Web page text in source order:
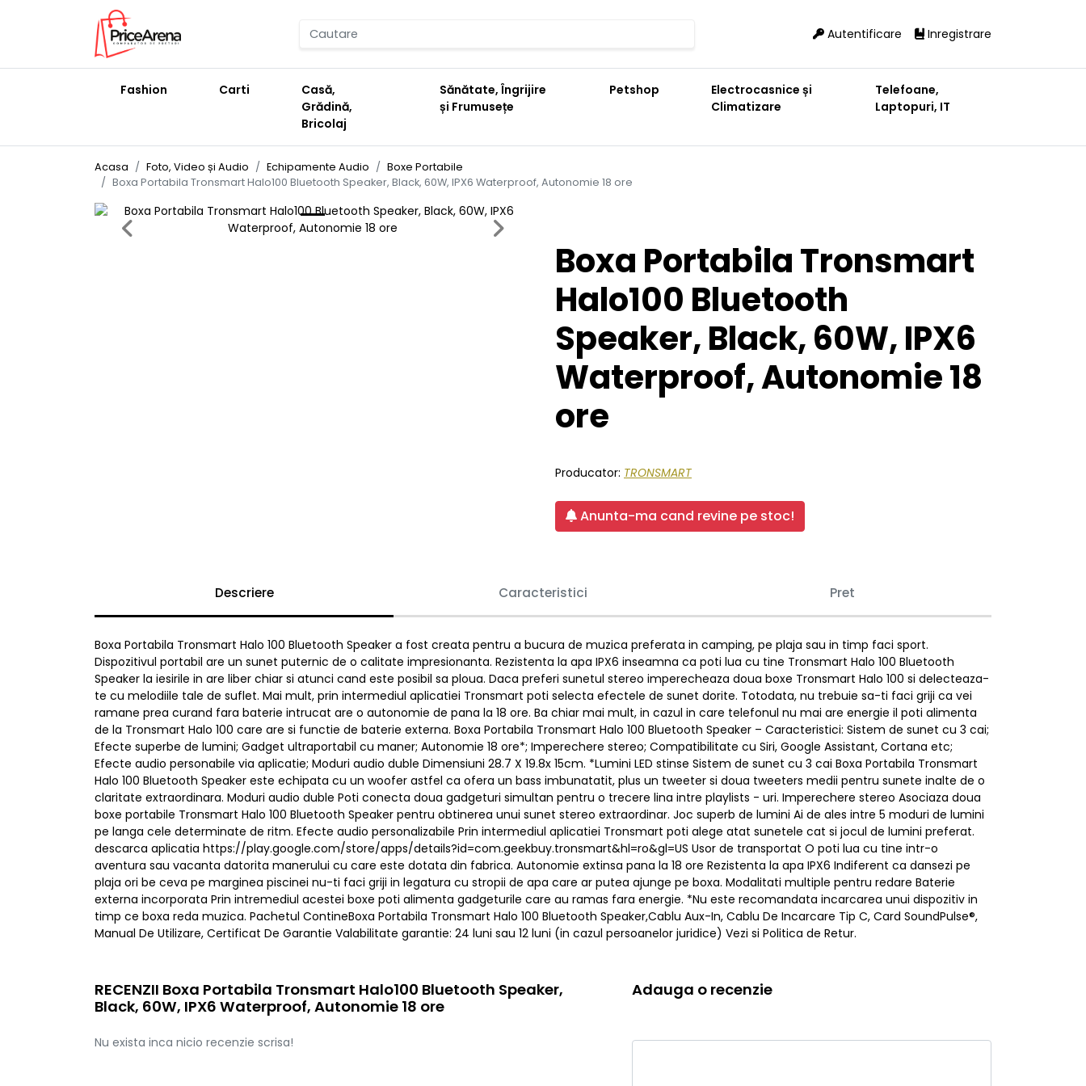
Autentificare Inregistrare
Fashion Carti
Casă,
Grădină,
Bricolaj
Sănătate, Îngrijire
și Frumusețe
Petshop
Electrocasnice și
Climatizare
Telefoane,
Laptopuri, IT
Acasa Foto, Video și Audio Echipamente Audio
Boxe Portabile
Boxa Portabila Tronsmart Halo100 Bluetooth Speaker, Black, 60W, IPX6 Waterproof, Autonomie 18 ore
Previous Next
Boxa Portabila Tronsmart
Halo100 Bluetooth
Speaker, Black, 60W, IPX6
Waterproof, Autonomie 18
ore
Producator: TRONSMART
Anunta-ma cand revine pe stoc!
Descriere Caracteristici Pret
Boxa Portabila Tronsmart Halo 100 Bluetooth Speaker a fost creata pentru a bucura de muzica preferata in camping, pe plaja sau in timp faci sport.
Dispozitivul portabil are un sunet puternic de o calitate impresionanta. Rezistenta la apa IPX6 inseamna ca poti lua cu tine Tronsmart Halo 100 Bluetooth
Speaker la iesirile in are liber chiar si atunci cand este posibil sa ploua. Daca preferi sunetul stereo imperecheaza doua boxe Tronsmart Halo 100 si delecteaza-
te cu melodiile tale de suflet. Mai mult, prin intermediul aplicatiei Tronsmart poti selecta efectele de sunet dorite. Totodata, nu trebuie sa-ti faci griji ca vei
ramane prea curand fara baterie intrucat are o autonomie de pana la 18 ore. Ba chiar mai mult, in cazul in care telefonul nu mai are energie il poti alimenta
de la Tronsmart Halo 100 care are si functie de baterie externa. Boxa Portabila Tronsmart Halo 100 Bluetooth Speaker – Caracteristici: Sistem de sunet cu 3 cai;
Efecte superbe de lumini; Gadget ultraportabil cu maner; Autonomie 18 ore*; Imperechere stereo; Compatibilitate cu Siri, Google Assistant, Cortana etc;
Efecte audio personabile via aplicatie; Moduri audio duble Dimensiuni 28.7 X 19.8x 15cm. *Lumini LED stinse Sistem de sunet cu 3 cai Boxa Portabila Tronsmart
Halo 100 Bluetooth Speaker este echipata cu un woofer astfel ca ofera un bass imbunatatit, plus un tweeter si doua tweeters medii pentru sunete inalte de o
claritate extraordinara. Moduri audio duble Poti conecta doua gadgeturi simultan pentru o trecere lina intre playlists - uri. Imperechere stereo Asociaza doua
boxe portabile Tronsmart Halo 100 Bluetooth Speaker pentru obtinerea unui sunet stereo extraordinar. Joc superb de lumini Ai de ales intre 5 moduri de lumini
pe langa cele determinate de ritm. Efecte audio personalizabile Prin intermediul aplicatiei Tronsmart poti alege atat sunetele cat si jocul de lumini preferat.
descarca aplicatia https://play.google.com/store/apps/details?id=com.geekbuy.tronsmart&hl=ro&gl=US Usor de transportat O poti lua cu tine intr-o
aventura sau vacanta datorita manerului cu care este dotata din fabrica. Autonomie extinsa pana la 18 ore Rezistenta la apa IPX6 Indiferent ca dansezi pe
plaja ori be ceva pe marginea piscinei nu-ti faci griji in legatura cu stropii de apa care ar putea ajunge pe boxa. Modalitati multiple pentru redare Baterie
externa incorporata Prin intremediul acestei boxe poti alimenta gadgeturile care au ramas fara energie. *Nu este recomandata incarcarea unui dispozitiv in
timp ce boxa reda muzica. Pachetul ContineBoxa Portabila Tronsmart Halo 100 Bluetooth Speaker,Cablu Aux-In, Cablu De Incarcare Tip C, Card SoundPulse®,
Manual De Utilizare, Certificat De Garantie Valabilitate garantie: 24 luni sau 12 luni (in cazul persoanelor juridice) Vezi si Politica de Retur.
RECENZII Boxa Portabila Tronsmart Halo100 Bluetooth Speaker,
Black, 60W, IPX6 Waterproof, Autonomie 18 ore
Nu exista inca nicio recenzie scrisa!
Adauga o recenzie